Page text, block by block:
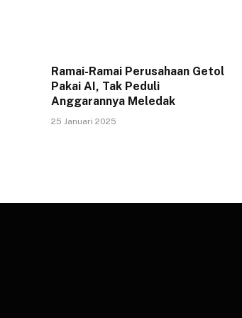
Ramai-Ramai Perusahaan Getol
Pakai AI, Tak Peduli
Anggarannya Meledak
25 Januari 2025